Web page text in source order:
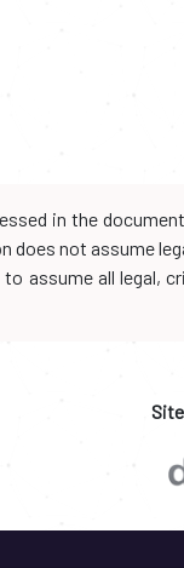
in the
does not assume
assume all legal,